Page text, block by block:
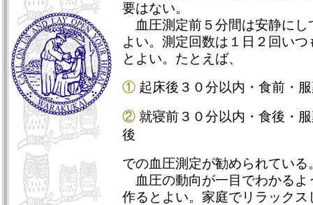
要はない。
血圧測定前５分間は安静にし
よい。測定回数は１日２回い
とよい。たとえば、
① 起床後３０分以内・食前・
② 就寝前３０分以内・食後・
後
での血圧測定が勧められている
血圧の動向が一目でわかるよ
作るとよい。家庭でリラック